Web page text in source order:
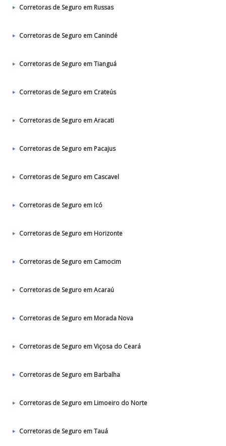
Corretoras de Seguro em Russas
Corretoras de Seguro em Canindé
Corretoras de Seguro em Tianguá
Corretoras de Seguro em Crateús
Corretoras de Seguro em Aracati
Corretoras de Seguro em Pacajus
Corretoras de Seguro em Cascavel
Corretoras de Seguro em Icó
Corretoras de Seguro em Horizonte
Corretoras de Seguro em Camocim
Corretoras de Seguro em Acaraú
Corretoras de Seguro em Morada Nova
Corretoras de Seguro em Viçosa do Ceará
Corretoras de Seguro em Barbalha
Corretoras de Seguro em Limoeiro do Norte
Corretoras de Seguro em Tauá